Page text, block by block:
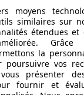
concernant
Haut
ligne de
moyens
similaires sur
étendues et
la
vos
présenter
fournir et